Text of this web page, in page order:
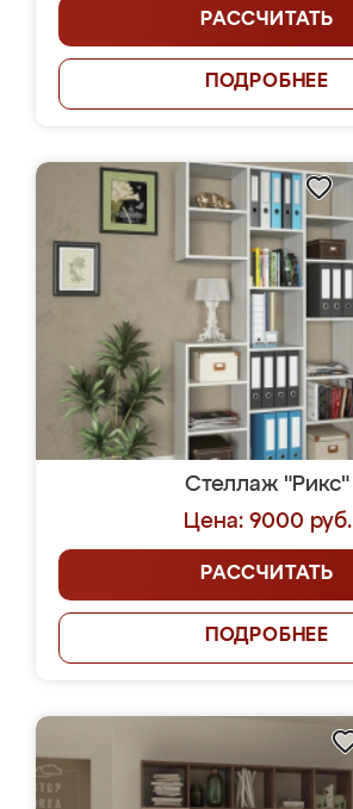
РАССЧИТАТЬ
ПОДРОБНЕЕ
Стеллаж "Рикс"
Цена: 9000 руб.
РАССЧИТАТЬ
ПОДРОБНЕЕ